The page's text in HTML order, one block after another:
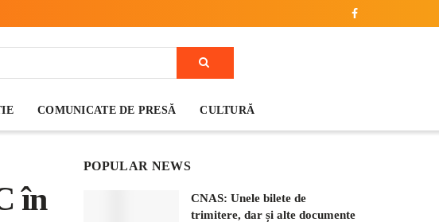
COMUNICATE DE PRESĂ CULTURĂ
în
POPULAR NEWS
CNAS: Unele bilete de
trimitere, dar și alte documente